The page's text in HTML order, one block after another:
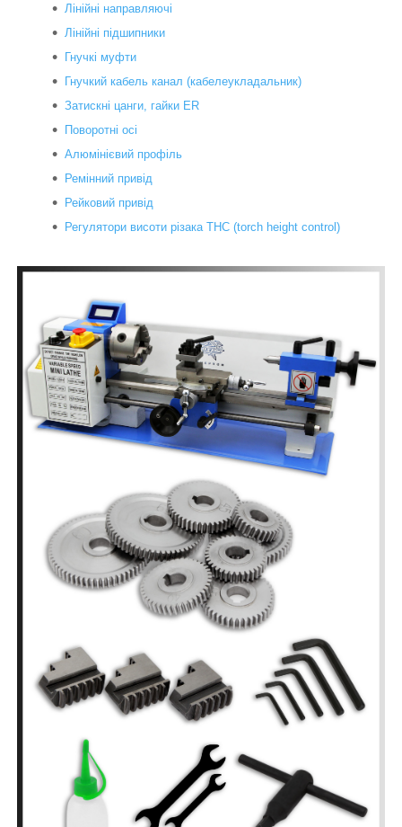
Лінійні направляючі
Лінійні підшипники
Гнучкі муфти
Гнучкий кабель канал (кабелеукладальник)
Затискні цанги, гайки ER
Поворотні осі
Алюмінієвий профіль
Ремінний привід
Рейковий привід
Регулятори висоти різака THC (torch height control)